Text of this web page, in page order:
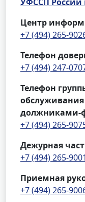
Центр
+7 (494) 265-
Телефон
+7 (494) 247-
Телефон
должниками-
+7 (494) 265-
Дежурная
+7 (494) 265-9001
Приемная
+7 (494) 265-